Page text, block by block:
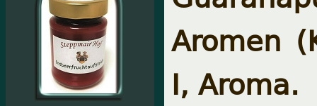
Aromen
I, Aroma.